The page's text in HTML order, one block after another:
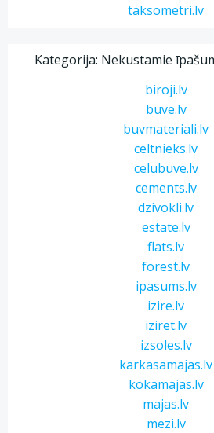
taksometri.lv
Kategorija: Nekustamie
biroji.lv
buve.lv
buvmateriali.lv
celtnieks.lv
celubuve.lv
cements.lv
dzivokli.lv
estate.lv
flats.lv
forest.lv
ipasums.lv
izire.lv
iziret.lv
izsoles.lv
karkasamajas.lv
kokamajas.lv
majas.lv
mezi.lv